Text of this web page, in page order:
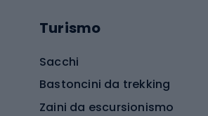
Turismo
Sacchi
Bastoncini da trekking
Zaini da escursionismo